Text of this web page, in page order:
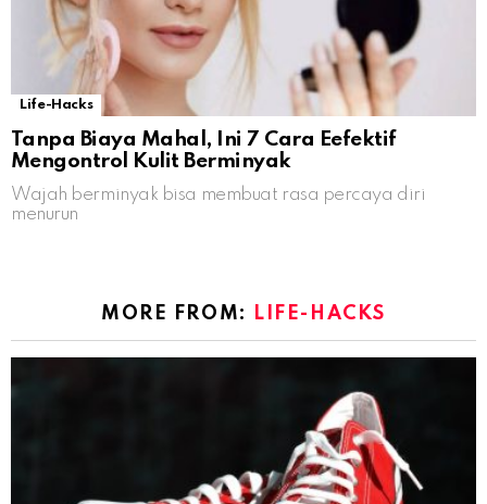
Life-Hacks
Tanpa Biaya Mahal, Ini 7 Cara Eefektif
Mengontrol Kulit Berminyak
Wajah berminyak bisa membuat rasa percaya diri
menurun
MORE FROM: LIFE-HACKS